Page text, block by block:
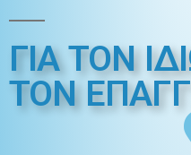
ΓΙΑ ΤΟΝ
ΤΟΝ